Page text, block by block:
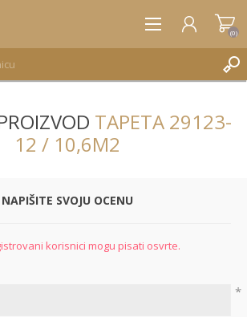
(0)
TAPETA 29123-
12 / 10,6M2
NAPIŠITE SVOJU OCENU
korisnici mogu pisati osvrte.
*